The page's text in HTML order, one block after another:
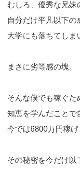
むしろ、優秀な兄妹
自分だけ平凡以下の
大学にも落ちてしま
まさに劣等感の塊。
そんな僕でも稼ぐた
知恵を学んだことで
今では6800万円稼げ
その秘密を今だけ以